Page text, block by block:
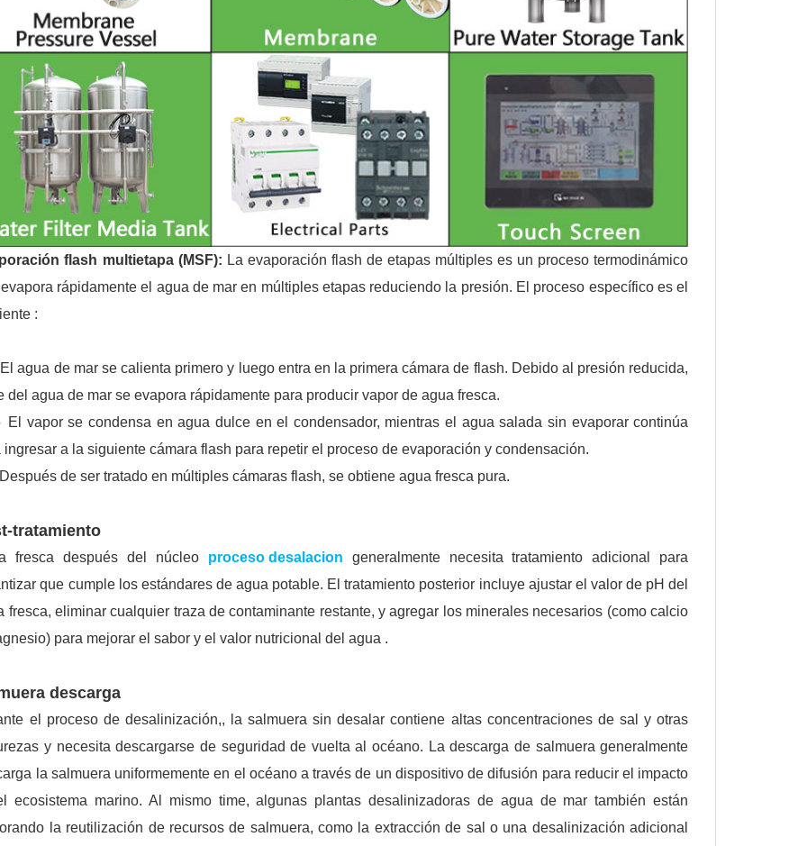
flash multietapa (MSF): La evaporación flash de etapas múltiples es un proceso termodinámico
rápidamente el agua de mar en múltiples etapas reduciendo la presión. El proceso específico es el
:
de mar se calienta primero y luego entra en la primera cámara de flash. Debido al presión reducida,
del agua de mar se evapora rápidamente para producir vapor de agua fresca.
vapor se condensa en agua dulce en el condensador, mientras el agua salada sin evaporar continúa
ingresar a la siguiente cámara flash para repetir el proceso de evaporación y condensación.
de ser tratado en múltiples cámaras flash, se obtiene agua fresca pura.
tratamiento
fresca después del núcleo proceso desalacion generalmente necesita tratamiento adicional para
que cumple los estándares de agua potable. El tratamiento posterior incluye ajustar el valor de pH del
fresca, eliminar cualquier traza de contaminante restante, y agregar los minerales necesarios (como calcio
para mejorar el sabor y el valor nutricional del agua .
descarga
el proceso de desalinización,, la salmuera sin desalar contiene altas concentraciones de sal y otras
y necesita descargarse de seguridad de vuelta al océano. La descarga de salmuera generalmente
la salmuera uniformemente en el océano a través de un dispositivo de difusión para reducir el impacto
ecosistema marino. Al mismo time, algunas plantas desalinizadoras de agua de mar también están
la reutilización de recursos de salmuera, como la extracción de sal o una desalinización adicional